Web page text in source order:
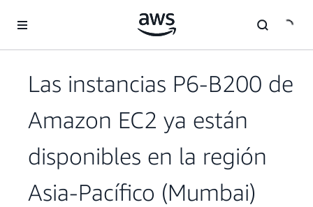
Las instancias P6-B200 de
Amazon EC2 ya están
disponibles en la región
Asia-Pacífico (Mumbai)